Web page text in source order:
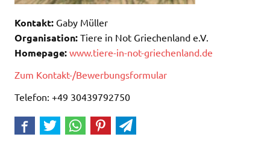
Kontakt: Gaby Müller
Organisation: Tiere in Not Griechenland e.V.
Homepage: www.tiere-in-not-griechenland.de
Zum Kontakt-/Bewerbungsformular
Telefon: +49 30439792750